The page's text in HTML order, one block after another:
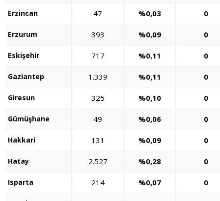
Erzincan 47 %0,03 0
Erzurum 393 %0,09 0
Eskişehir 717 %0,11 0
Gaziantep 1.339 %0,11 0
Giresun 325 %0,10 0
Gümüşhane 49 %0,06 0
Hakkari 131 %0,09 0
Hatay 2.527 %0,28 0
Isparta 214 %0,07 0